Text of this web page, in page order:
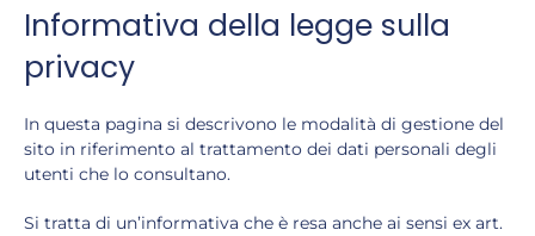
Informativa della legge sulla
privacy
In questa pagina si descrivono le modalità di gestione del
sito in riferimento al trattamento dei dati personali degli
utenti che lo consultano.
Si tratta di un’informativa che è resa anche ai sensi ex art.